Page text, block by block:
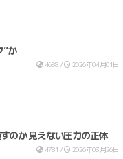
”か
4688 / 2026年04月01日
のか 見えない圧力の正体
4781 / 2026年03月26日